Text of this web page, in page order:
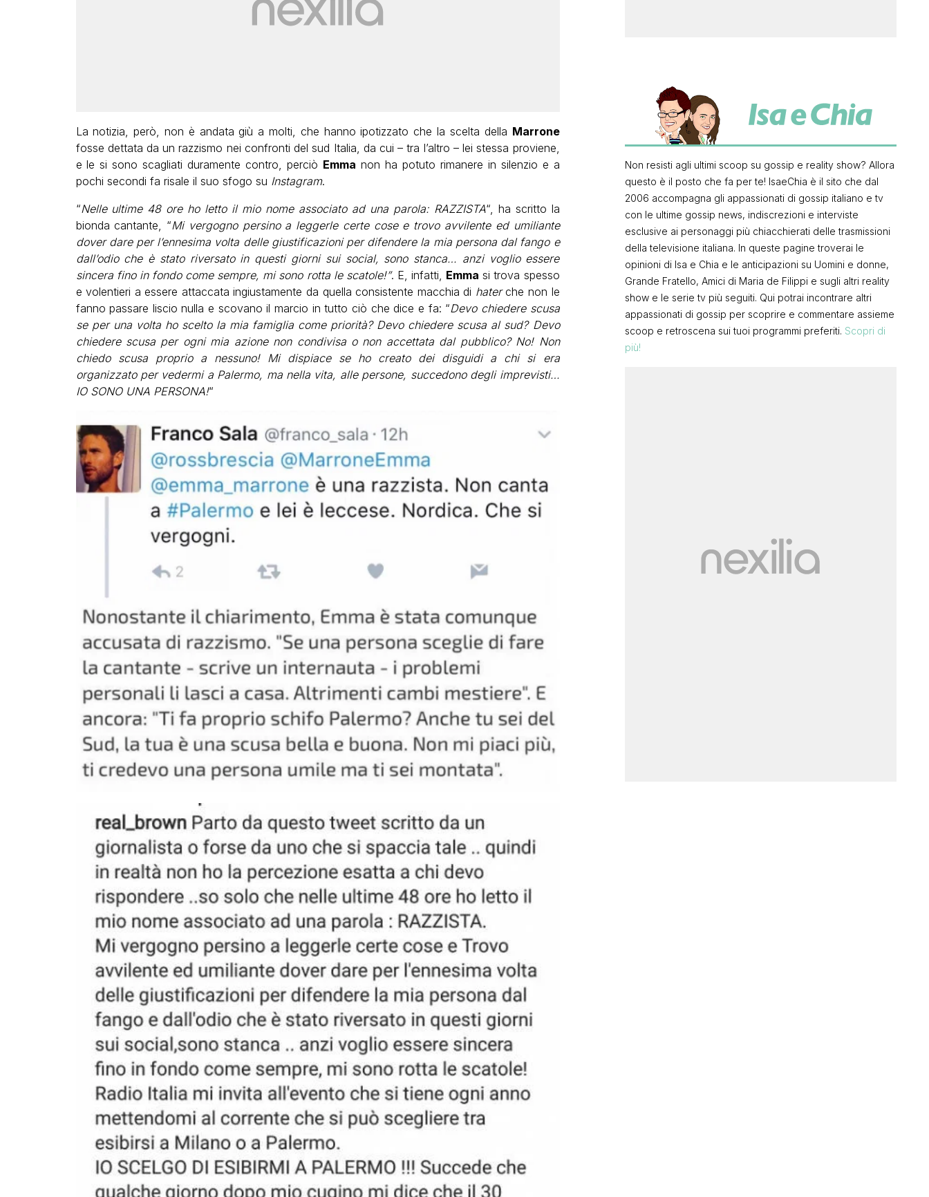
La notizia, però, non è andata giù a molti, che hanno ipotizzato che la scelta della Marrone
fosse dettata da un razzismo nei confronti del sud Italia, da cui – tra l’altro – lei stessa proviene,
e le si sono scagliati duramente contro, perciò Emma non ha potuto rimanere in silenzio e a
pochi secondi fa risale il suo sfogo su Instagram.
“Nelle ultime 48 ore ho letto il mio nome associato ad una parola: RAZZISTA“, ha scritto la
bionda cantante, “Mi vergogno persino a leggerle certe cose e trovo avvilente ed umiliante
dover dare per l’ennesima volta delle giustificazioni per difendere la mia persona dal fango e
dall’odio che è stato riversato in questi giorni sui social, sono stanca… anzi voglio essere
sincera fino in fondo come sempre, mi sono rotta le scatole!”. E, infatti, Emma si trova spesso
e volentieri a essere attaccata ingiustamente da quella consistente macchia di haterche non le
fanno passare liscio nulla e scovano il marcio in tutto ciò che dice e fa: “Devo chiedere scusa
se per una volta ho scelto la mia famiglia come priorità? Devo chiedere scusa al sud? Devo
chiedere scusa per ogni mia azione non condivisa o non accettata dal pubblico? No! Non
chiedo scusa proprio a nessuno! Mi dispiace se ho creato dei disguidi a chi si era
organizzato per vedermi a Palermo, ma nella vita, alle persone, succedono degli imprevisti…
IO SONO UNA PERSONA!“
Non resisti agli ultimi scoop su gossip e reality show? Allora
questo è il posto che fa per te! IsaeChia è il sito che dal
2006 accompagna gli appassionati di gossip italiano e tv
con le ultime gossip news, indiscrezioni e interviste
esclusive ai personaggi più chiacchierati delle trasmissioni
della televisione italiana. In queste pagine troverai le
opinioni di Isa e Chia e le anticipazioni su Uomini e donne,
Grande Fratello, Amici di Maria de Filippi e sugli altri reality
show e le serie tv più seguiti. Qui potrai incontrare altri
appassionati di gossip per scoprire e commentare assieme
scoop e retroscena sui tuoi programmi preferiti. Scopri di
più!